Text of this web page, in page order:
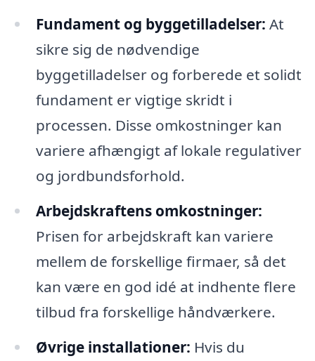
Fundament og byggetilladelser: At
sikre sig de nødvendige
byggetilladelser og forberede et solidt
fundament er vigtige skridt i
processen. Disse omkostninger kan
variere afhængigt af lokale regulativer
og jordbundsforhold.
Arbejdskraftens omkostninger:
Prisen for arbejdskraft kan variere
mellem de forskellige firmaer, så det
kan være en god idé at indhente flere
tilbud fra forskellige håndværkere.
Øvrige installationer: Hvis du